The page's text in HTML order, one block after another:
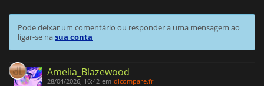
Pode deixar um comentário ou responder a uma mensagem ao
ligar-se nasua conta
Amelia_Blazewood
28/04/2026, 16:42 em dlcompare.fr